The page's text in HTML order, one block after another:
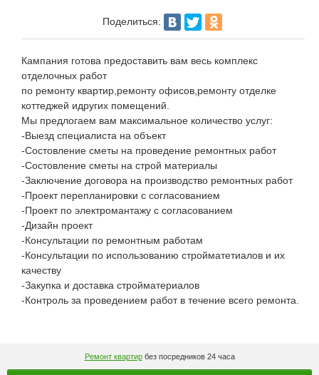
Поделиться:
Кампания готова предоставить вам весь комплекс
отделочных работ
по ремонту квартир,ремонту офисов,ремонту отделке
коттеджей идругих помещений.
Мы предлогаем вам максимальное количество услуг:
-Выезд специалиста на объект
-Состовление сметы на проведение ремонтных работ
-Состовление сметы на строй материалы
-Заключение договора на производство ремонтных работ
-Проект перепланировки с согласованием
-Проект по электромантажу с согласованием
-Дизайн проект
-Консультации по ремонтным работам
-Консультации по использованию стройматетиалов и их
качеству
-Закупка и доставка стройматериалов
-Контроль за проведением работ в течение всего ремонта.
Ремонт квартирбез посредников 24 часа